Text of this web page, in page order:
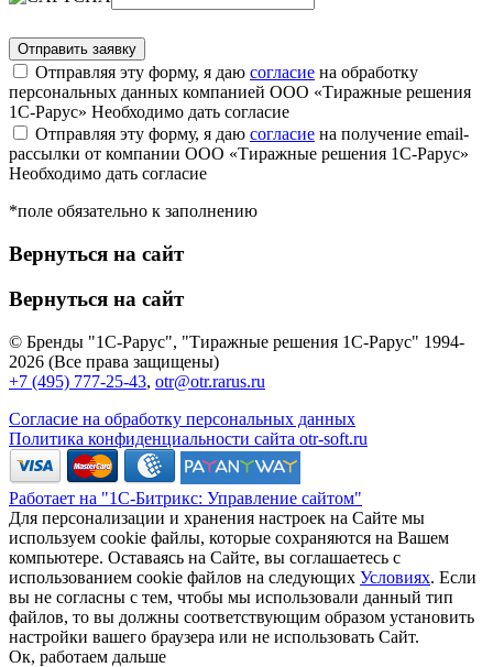
Отправляя эту форму, я даю согласие на обработку
персональных данных компанией ООО «Тиражные решения
1С-Рарус» Необходимо дать согласие
Отправляя эту форму, я даю согласие на получение email-
рассылки от компании ООО «Тиражные решения 1С-Рарус»
Необходимо дать согласие
*поле обязательно к заполнению
Вернуться на сайт
Вернуться на сайт
© Бренды "1С-Рарус", "Тиражные решения 1С-Рарус" 1994-
2026 (Все права защищены)
+7 (495) 777-25-43, otr@otr.rarus.ru
Согласие на обработку персональных данных
Политика конфиденциальности сайта otr-soft.ru
Работает на "1С-Битрикс: Управление сайтом"
Для персонализации и хранения настроек на Сайте мы
используем cookie файлы, которые сохраняются на Вашем
компьютере. Оставаясь на Сайте, вы соглашаетесь с
использованием cookie файлов на следующих Условиях. Если
вы не согласны с тем, чтобы мы использовали данный тип
файлов, то вы должны соответствующим образом установить
настройки вашего браузера или не использовать Сайт.
Ок, работаем дальше